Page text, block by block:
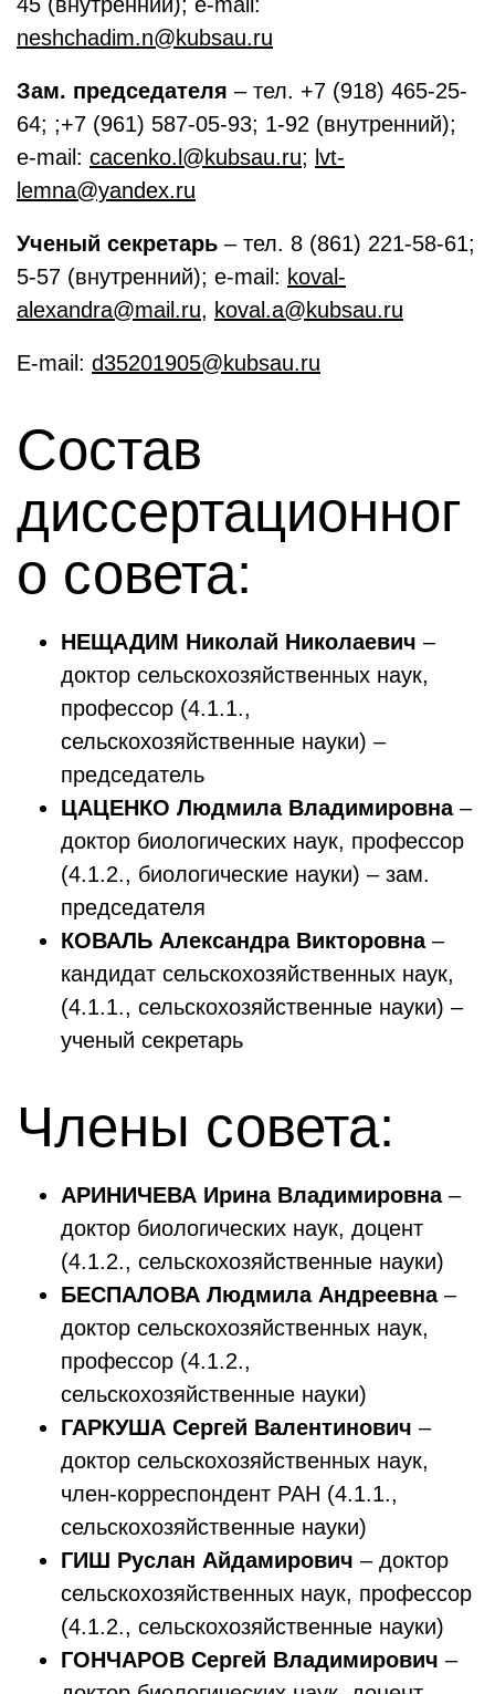
neshchadim.n@kubsau.ru
Зам. председателя – тел. +7 (918) 465-25-
64; ;+7 (961) 587-05-93; 1-92 (внутренний);
e-mail: cacenko.l@kubsau.ru; lvt-
lemna@yandex.ru
Ученый секретарь – тел. 8 (861) 221-58-61;
5-57 (внутренний); e-mail: koval-
alexandra@mail.ru, koval.a@kubsau.ru
E-mail: d35201905@kubsau.ru
Состав
диссертационног
о совета:
НЕЩАДИМ Николай Николаевич –
доктор сельскохозяйственных наук,
профессор (4.1.1.,
сельскохозяйственные науки) –
председатель
ЦАЦЕНКО Людмила Владимировна–
доктор биологических наук, профессор
(4.1.2., биологические науки) – зам.
председателя
КОВАЛЬ Александра Викторовна–
кандидат сельскохозяйственных наук,
(4.1.1., сельскохозяйственные науки) –
ученый секретарь
Члены совета:
АРИНИЧЕВА Ирина Владимировна–
доктор биологических наук, доцент
(4.1.2., сельскохозяйственные науки)
БЕСПАЛОВА Людмила Андреевна–
доктор сельскохозяйственных наук,
профессор (4.1.2.,
сельскохозяйственные науки)
ГАРКУША Сергей Валентинович –
доктор сельскохозяйственных наук,
член-корреспондент РАН (4.1.1.,
сельскохозяйственные науки)
ГИШ Руслан Айдамирович – доктор
сельскохозяйственных наук, профессор
(4.1.2., сельскохозяйственные науки)
ГОНЧАРОВ Сергей Владимирович –